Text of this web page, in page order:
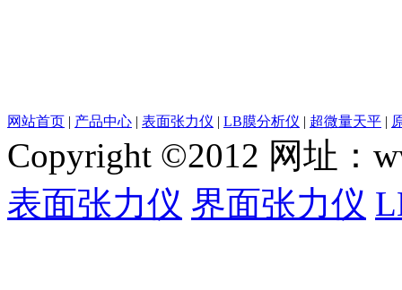
网站首页 | 产品中心 | 表面张力仪 | LB膜分析仪 | 超微量天平 |
Copyright ©2012 网址：
表面张力仪 界面张力仪